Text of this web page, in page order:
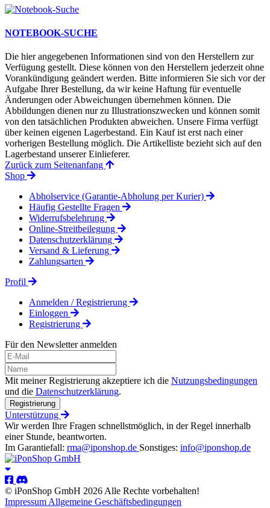
NOTEBOOK-SUCHE
Die hier angegebenen Informationen sind von den Herstellern zur
Verfügung gestellt. Diese können von den Herstellern jederzeit ohne
Vorankündigung geändert werden. Bitte informieren Sie sich vor der
Aufgabe Ihrer Bestellung, da wir keine Haftung für eventuelle
Änderungen oder Abweichungen übernehmen können. Die
Abbildungen dienen nur zu Illustrationszwecken und können somit
von den tatsächlichen Produkten abweichen. Unsere Firma verfügt
über keinen eigenen Lagerbestand. Ein Kauf ist erst nach einer
vorherigen Bestellung möglich. Die Artikelliste bezieht sich auf den
Lagerbestand unserer Einlieferer.
Zurück zum Seitenanfang
Shop
Abholservice (Garantie-Abholung per Kurier)
Häufig Gestellte Fragen
Widerrufsbelehrung
Online-Streitbeilegung
Datenschutzerklärung
Versand & Lieferung
Zahlungsarten
Profil
Anmelden / Registrierung
Einloggen
Registrierung
Für den Newsletter anmelden
Mit meiner Registrierung akzeptiere ich die Nutzungsbedingungen
und die Datenschutzerklärung.
Registrierung
Unterstützung
Wir werden Ihre Fragen schnellstmöglich, in der Regel innerhalb
einer Stunde, beantworten.
Im Garantiefall: rma@iponshop.de Sonstiges: info@iponshop.de
© iPonShop GmbH 2026 Alle Rechte vorbehalten!
Impressum Allgemeine Geschäftsbedingungen